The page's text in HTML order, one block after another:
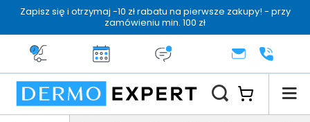
Zapisz się i otrzymaj -10 zł rabatu na pierwsze zakupy! - przy
zamówieniu min. 100 zł
Darmowa dostawa od 199 zł
14 dni na zwrotDermo konsultacjaKONTAKT+48 222